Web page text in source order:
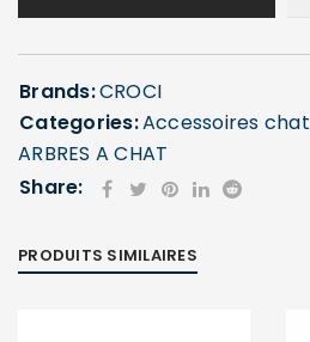
Brands:CROCI
Categories:Accessoires chat
ARBRES A CHAT
Share:
PRODUITS SIMILAIRES